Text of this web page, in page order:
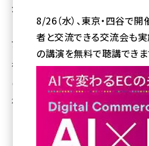
yahoo (1898)
楽天 (1869)
アスクル (1115)
base (1070)
ビィ・フォアード (772)
全 8 記事中 1 ～ 8 を表示中
【EC向け支援】人が集まる商業施設
プアップストア出店のサポートサービ
ポップアップストアの出店方法やイベント
渡部 和章
2018年4月26日 12:00
8/26（水）、東京・四谷で開
者と交流できる交流会も実
の講演を無料で聴講できま